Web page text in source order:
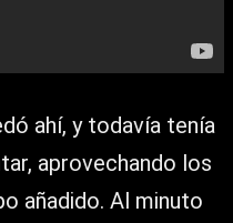
ahí, y todavía tenía
aprovechando los
añadido. Al minuto